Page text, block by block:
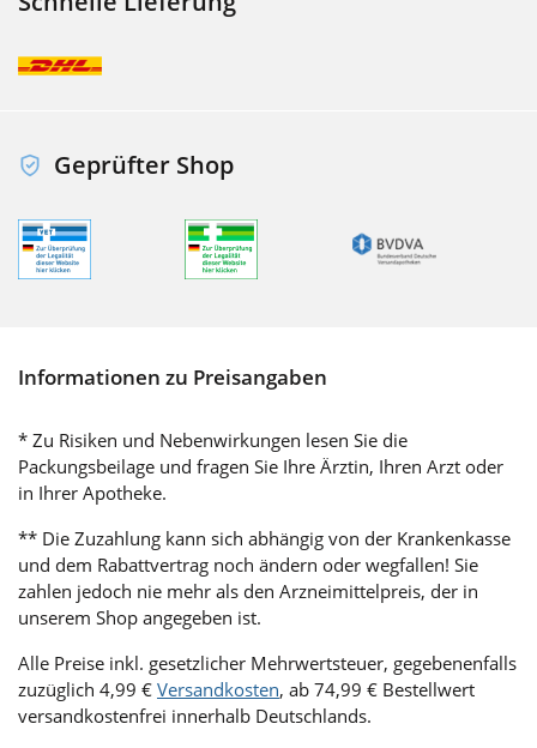
Geprüfter Shop
Informationen zu Preisangaben
* Zu Risiken und Nebenwirkungen lesen Sie die
Packungsbeilage und fragen Sie Ihre Ärztin, Ihren Arzt oder
in Ihrer Apotheke.
** Die Zuzahlung kann sich abhängig von der Krankenkasse
und dem Rabattvertrag noch ändern oder wegfallen! Sie
zahlen jedoch nie mehr als den Arzneimittelpreis, der in
unserem Shop angegeben ist.
Alle Preise inkl. gesetzlicher Mehrwertsteuer, gegebenenfalls
zuzüglich 4,99 € Versandkosten, ab 74,99 € Bestellwert
versandkostenfrei innerhalb Deutschlands.